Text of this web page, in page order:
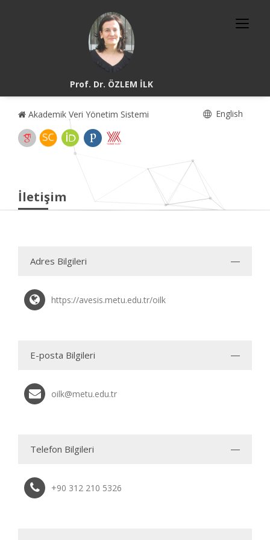
Prof. Dr. ÖZLEM İLK
Akademik Veri Yönetim Sistemi English
İletişim
Adres Bilgileri
https://avesis.metu.edu.tr/oilk
E-posta Bilgileri
oilk@metu.edu.tr
Telefon Bilgileri
+90 312 210 5326